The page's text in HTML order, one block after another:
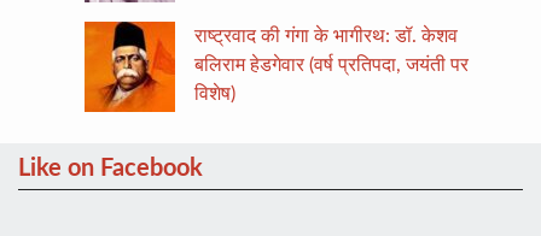
राष्ट्रवाद की गंगा के भागीरथ: डॉ. केशव
बलिराम हेडगेवार (वर्ष प्रतिपदा, जयंती पर
विशेष)
Like on Facebook